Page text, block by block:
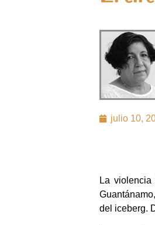
julio 10,
La
del iceberg.